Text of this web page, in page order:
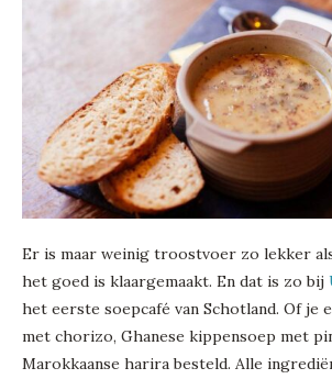
Er is maar weinig troostvoer zo lekker
het goed is klaargemaakt. En dat is zo bij
het eerste soepcafé van Schotland. Of je
met chorizo, Ghanese kippensoep met
Marokkaanse harira besteld. Alle